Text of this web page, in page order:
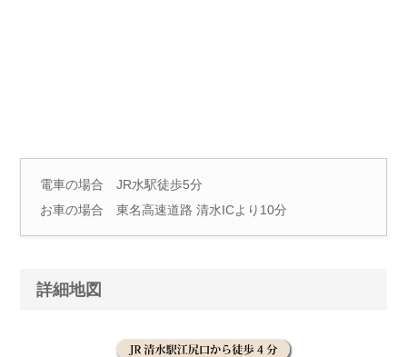
電車の場合 JR水駅徒歩5分
お車の場合 東名高速道路 清水ICより10分
詳細地図